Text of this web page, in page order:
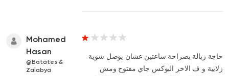
Mohamed
Hasan
@Batates &
Zalabya
حاجة زبالة بصراحة ساعتين عشان يوصل شوية
زلابية و ف الاخر البوكس جاي مفتوح ومش